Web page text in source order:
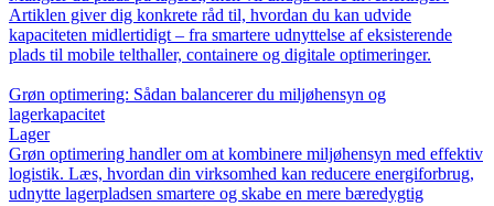
Artiklen giver dig konkrete råd til, hvordan du kan udvide
kapaciteten midlertidigt – fra smartere udnyttelse af eksisterende
plads til mobile telthaller, containere og digitale optimeringer.
Grøn optimering: Sådan balancerer du miljøhensyn og
lagerkapacitet
Lager
Grøn optimering handler om at kombinere miljøhensyn med effektiv
logistik. Læs, hvordan din virksomhed kan reducere energiforbrug,
udnytte lagerpladsen smartere og skabe en mere bæredygtig